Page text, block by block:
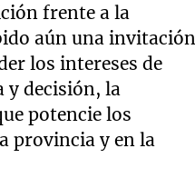
frente a la
aún una invitación
los intereses de
y decisión, la
potencie los
provincia y en la